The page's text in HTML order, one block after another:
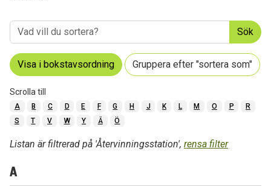
Sök
Visa i bokstavsordning Gruppera efter "sortera som"
Scrolla till
A B C D E F G H J K L M O P
R
S
T V W Y Ä Ö
Listan är filtrerad på 'Återvinningsstation', rensa filter
A